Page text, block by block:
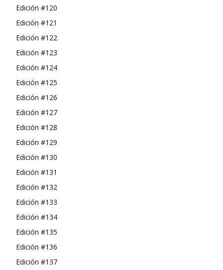
Edición #120
Edición #121
Edición #122
Edición #123
Edición #124
Edición #125
Edición #126
Edición #127
Edición #128
Edición #129
Edición #130
Edición #131
Edición #132
Edición #133
Edición #134
Edición #135
Edición #136
Edición #137